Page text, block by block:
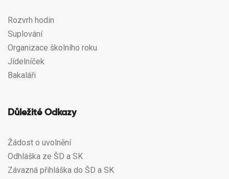
Rozvrh hodin
Suplování
Organizace školního roku
Jídelníček
Bakaláři
Důležité Odkazy
Žádost o uvolnění
Odhláška ze ŠD a SK
Závazná přihláška do ŠD a SK